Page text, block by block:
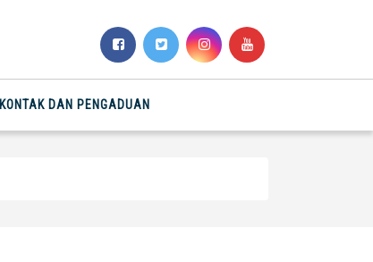
KONTAK DAN PENGADUAN